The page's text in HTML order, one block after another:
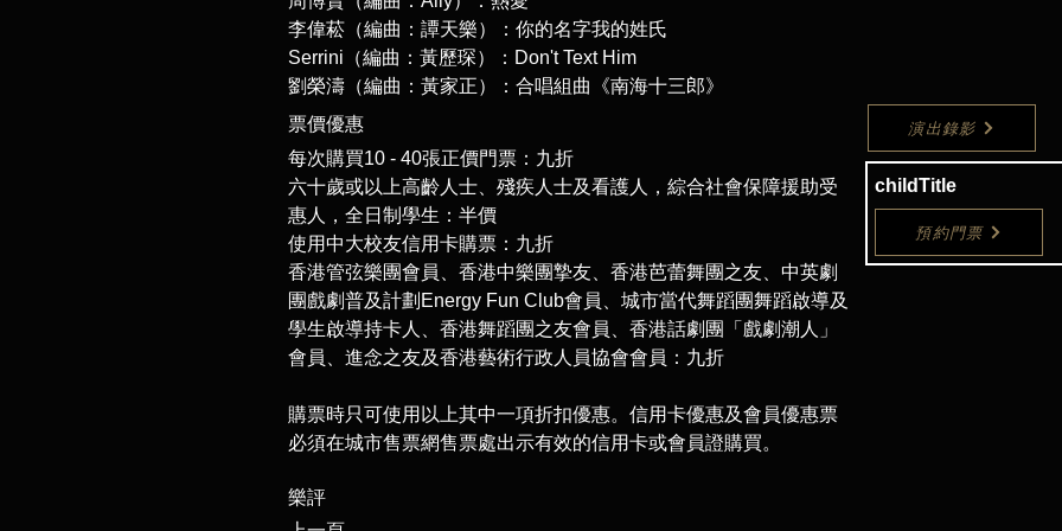
李偉菘（編曲：譚天樂）：你的名字我的姓氏
Serrini（編曲：黃歷琛）：Don't Text Him
劉榮濤（編曲：黃家正）：合唱組曲《南海十三郎》
票價優惠
每次購買10 - 40張正價門票：九折
六十歲或以上高齡人士、殘疾人士及看護人，綜合社會保障援助受
惠人，全日制學生：半價
使用中大校友信用卡購票：九折
香港管弦樂團會員、香港中樂團摯友、香港芭蕾舞團之友、中英劇
團戲劇普及計劃Energy Fun Club會員、城市當代舞蹈團舞蹈啟導及
學生啟導持卡人、香港舞蹈團之友會員、香港話劇團「戲劇潮人」
會員、進念之友及香港藝術行政人員協會會員：九折
購票時只可使用以上其中一項折扣優惠。信用卡優惠及會員優惠票
必須在城市售票網售票處出示有效的信用卡或會員證購買。
演出錄影
childTitle
預約門票
​樂評